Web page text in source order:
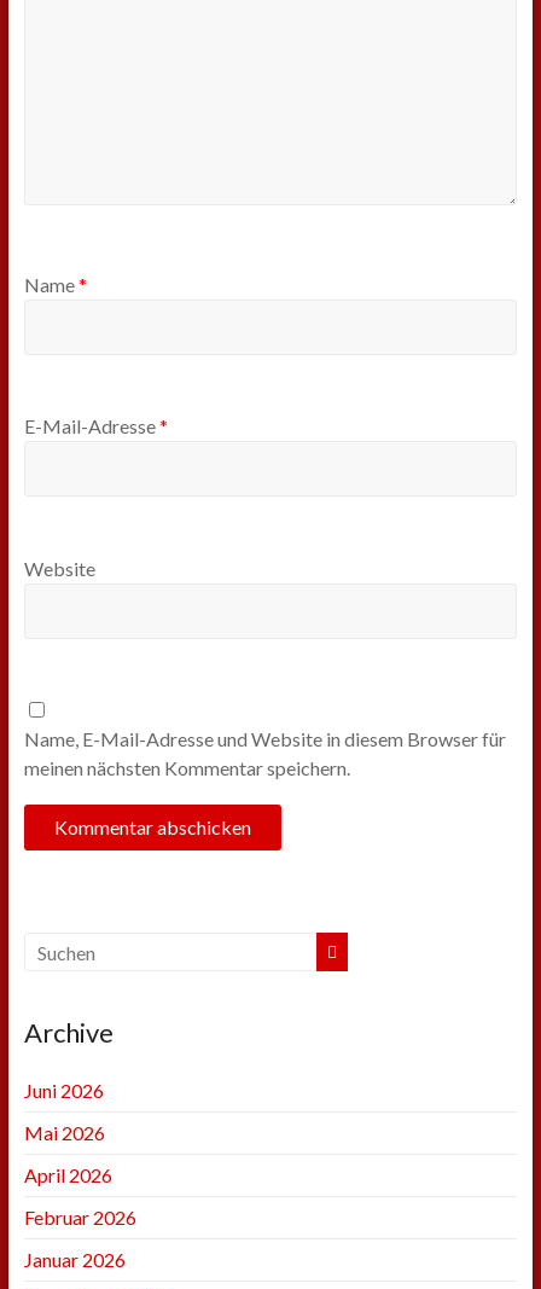
Name*
E-Mail-Adresse*
Website
Name, E-Mail-Adresse und Website in diesem Browser für
meinen nächsten Kommentar speichern.
Archive
Juni 2026
Mai 2026
April 2026
Februar 2026
Januar 2026